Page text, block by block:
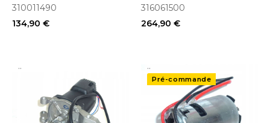
310011490
134,90 €
316061500
264,90 €
.. ..
Pré-commande